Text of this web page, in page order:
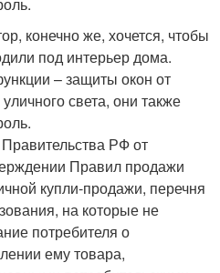
конечно же, хочется, чтобы
под интерьер дома.
– защиты окон от
света, они также
РФ от
Правил продажи
купли-продажи, перечня
на которые не
потребителя о
ему товара,